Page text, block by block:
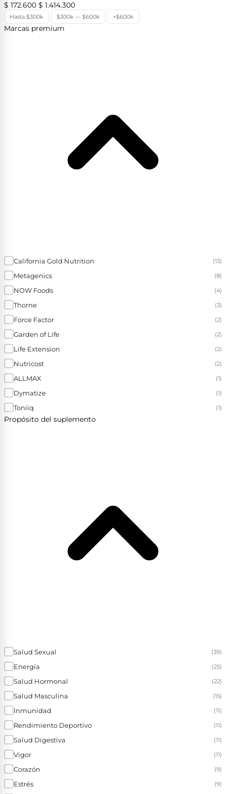
$ 172.600 $ 1.414.300
Hasta $300k $300k — $600k +$600k
Marcas premium
California Gold Nutrition (13)
Metagenics (8)
NOW Foods (4)
Thorne (3)
Force Factor (2)
Garden of Life (2)
Life Extension (2)
Nutricost (2)
ALLMAX (1)
Dymatize (1)
Toniiq (1)
Propósito del suplemento
Salud Sexual (39)
Energía (25)
Salud Hormonal (22)
Salud Masculina (15)
Inmunidad (11)
Rendimiento Deportivo (11)
Salud Digestiva (11)
Vigor (11)
Corazón (9)
Estrés (9)